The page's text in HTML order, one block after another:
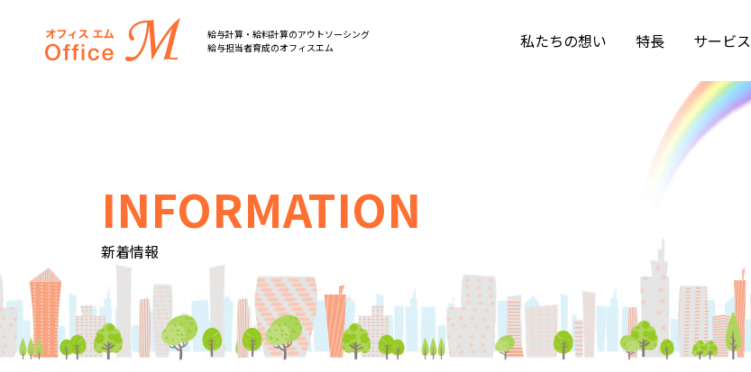
オフィスM
給与計算・給料計算のアウトソーシング
給与担当者育成のオフィスエム
私たちの想い 特長 サービス
INFORMATION
新着情報